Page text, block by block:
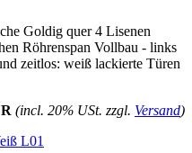
Goldig quer 4 Lisenen
Röhrenspan Vollbau - links
zeitlos: weiß lackierte Türen
(incl. 20% USt. zzgl. Versand)
L01